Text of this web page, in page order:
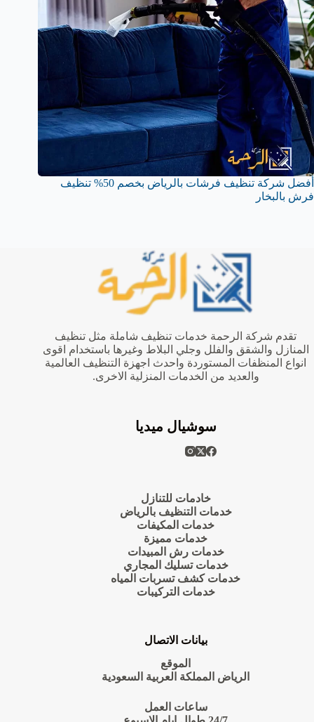
أفضل شركة تنظيف فرشات بالرياض بخصم 50% تنظيف
فرش بالبخار
تقدم شركة الرحمة خدمات تنظيف شاملة مثل تنظيف
المنازل والشقق والفلل وجلي البلاط وغيرها باستخدام اقوى
انواع المنظفات المستوردة واحدث اجهزة التنظيف العالمية
والعديد من الخدمات المنزلية الاخرى.
سوشيال ميديا
خادمات للتنازل
خدمات التنظيف بالرياض
خدمات المكيفات
خدمات مميزة
خدمات رش المبيدات
خدمات تسليك المجاري
خدمات كشف تسربات المياه
خدمات التركيبات
بيانات الاتصال
الموقع
الرياض المملكة العربية السعودية
ساعات العمل